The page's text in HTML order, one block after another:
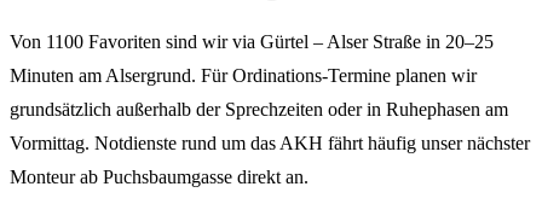
Von 1100 Favoriten sind wir via Gürtel – Alser Straße in 20–25
Minuten am Alsergrund. Für Ordinations-Termine planen wir
grundsätzlich außerhalb der Sprechzeiten oder in Ruhephasen am
Vormittag. Notdienste rund um das AKH fährt häufig unser nächster
Monteur ab Puchsbaumgasse direkt an.